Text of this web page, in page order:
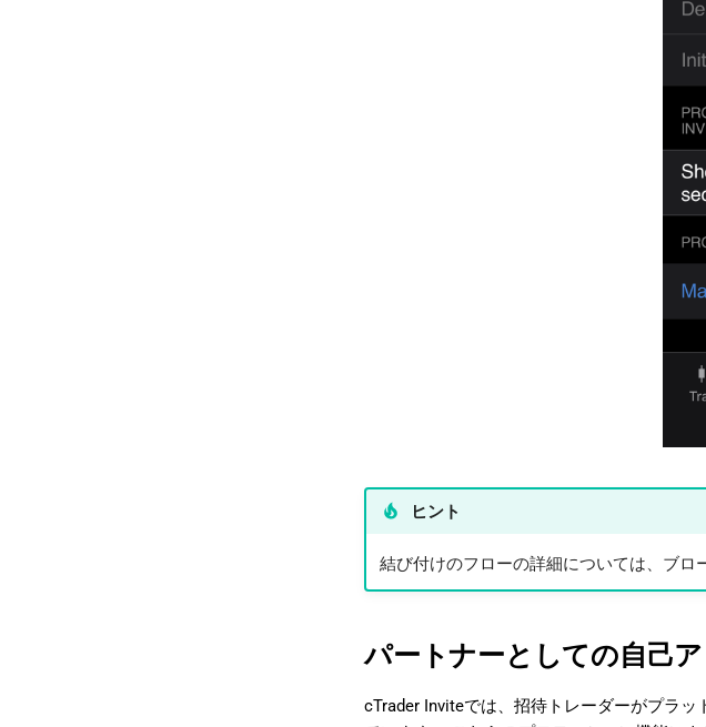
ヒント
結び付けのフローの詳細については、ブロ
パートナーとしての自己
cTrader Inviteでは、招待トレーダーがプラ